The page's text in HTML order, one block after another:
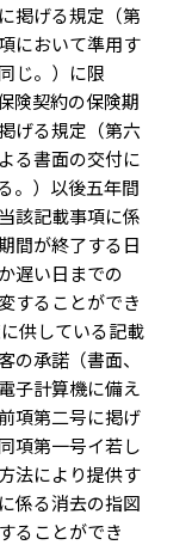
掲げる規定（第
において準用す
じ。）に限
険契約の保険期
げる規定（第六
る書面の交付に
。）以後五年間
該記載事項に係
間が終了する日
遅い日までの
することができ
供している記載
承諾（書面、
子計算機に備え
項第二号に掲げ
項第一号イ若し
法により提供す
係る消去の指図
ることができ